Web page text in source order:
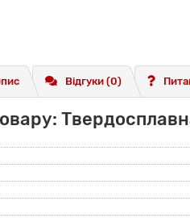
Відгуки (0)